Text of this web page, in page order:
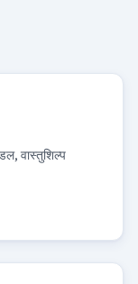
वास्तुशिल्प